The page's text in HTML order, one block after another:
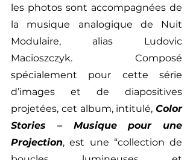
les photos sont accompagnées de
la musique analogique de Nuit
Modulaire, alias Ludovic
Macioszczyk. Composé
spécialement pour cette série
d’images et de diapositives
projetées, cet album, intitulé, Color
Stories – Musique pour une
Projection, est une “collection de